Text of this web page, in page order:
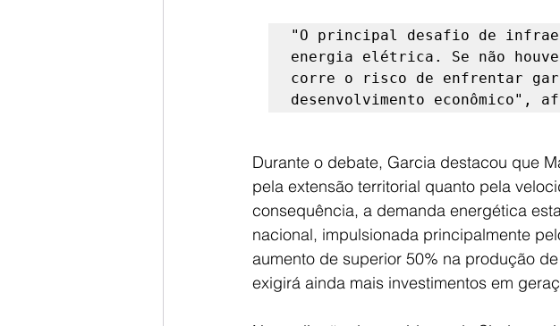
"O principal desafio de
energia elétrica. Se não
corre o risco de enfrentar
desenvolvimento econômico",
Durante o debate, Garcia destacou que
pela extensão territorial quanto pela
consequência, a demanda energética
nacional, impulsionada principalmente
aumento de superior 50% na produção
exigirá ainda mais investimentos em